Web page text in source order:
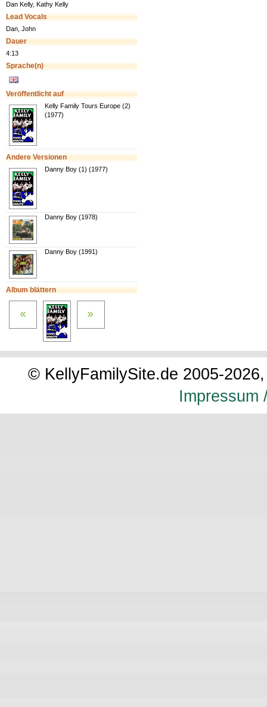
Dan Kelly, Kathy Kelly
Lead Vocals
Dan, John
Dauer
4:13
Sprache(n)
Veröffentlicht auf
Kelly Family Tours Europe (2)
(1977)
Andere Versionen
Danny Boy (1) (1977)
Danny Boy (1978)
Danny Boy (1991)
Album blättern
© KellyFamilySite.de 2005-
Impressum